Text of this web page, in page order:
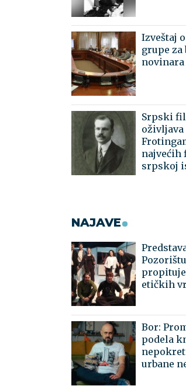
Izveštaj
grupe za
novinara
Srpski
oživljava
najvećih
srpskoj
NAJAVE
etičkih
Bor:
podela
urbane